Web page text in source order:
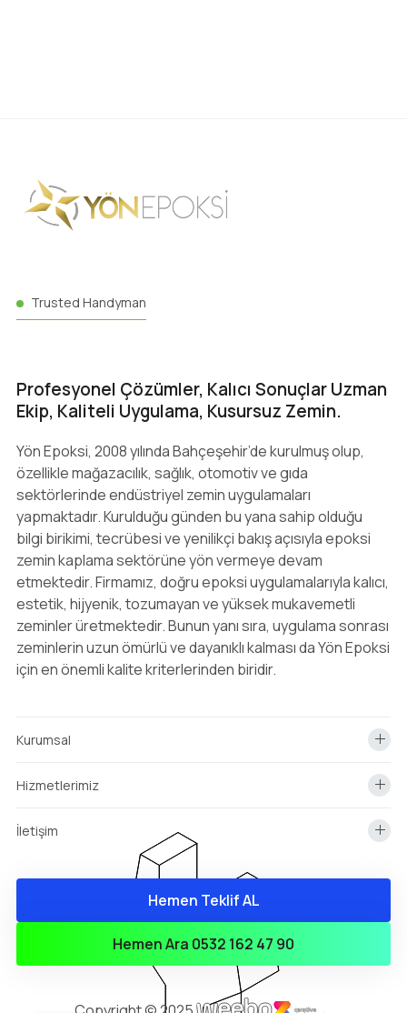
Trusted Handyman
Profesyonel Çözümler, Kalıcı Sonuçlar Uzman
Ekip, Kaliteli Uygulama, Kusursuz Zemin.
Yön Epoksi, 2008 yılında Bahçeşehir’de kurulmuş olup,
özellikle mağazacılık, sağlık, otomotiv ve gıda
sektörlerinde endüstriyel zemin uygulamaları
yapmaktadır. Kurulduğu günden bu yana sahip olduğu
bilgi birikimi, tecrübesi ve yenilikçi bakış açısıyla epoksi
zemin kaplama sektörüne yön vermeye devam
etmektedir. Firmamız, doğru epoksi uygulamalarıyla kalıcı,
estetik, hijyenik, tozumayan ve yüksek mukavemetli
zeminler üretmektedir. Bunun yanı sıra, uygulama sonrası
zeminlerin uzun ömürlü ve dayanıklı kalması da Yön Epoksi
için en önemli kalite kriterlerinden biridir.
Kurumsal
Hizmetlerimiz
İletişim
Hemen Teklif AL
Hemen Ara 0532 162 47 90
info@yonepoksi.com
0(532) 162 47 90